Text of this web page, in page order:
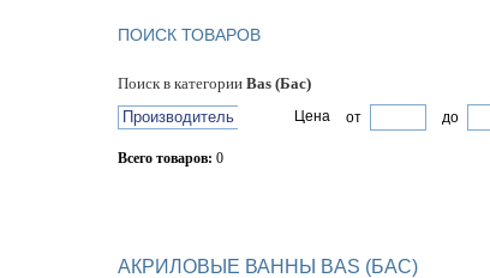
ПОИСК ТОВАРОВ
Поиск в категории Bas (Бас)
Производитель
Цена от до
Всего товаров: 0
АКРИЛОВЫЕ ВАННЫ BAS (БАС)